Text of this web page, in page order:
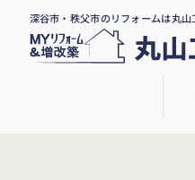
深谷市・秩父市のリフォームは丸山